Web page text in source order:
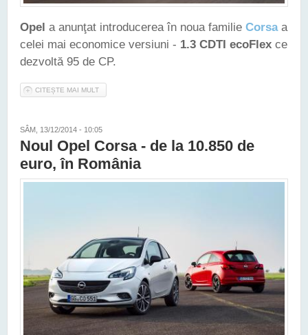
Opel a anunţat introducerea în noua familie Corsaa
celei mai economice versiuni - 1.3 CDTI ecoFlex ce
dezvoltă 95 de CP.
CITEȘTE MAI MULT
SÂM, 13/12/2014 - 10:05
Noul Opel Corsa - de la 10.850 de
euro, în România